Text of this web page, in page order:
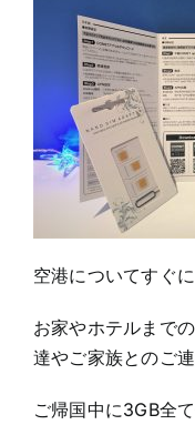
空港についてすぐ
お家やホテルまで
達やご家族とのご
ご帰国中に3GB全